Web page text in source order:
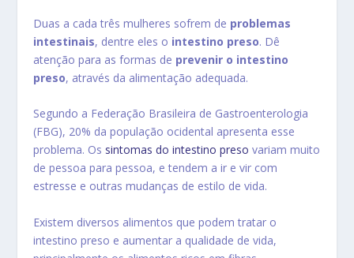
Duas a cada três mulheres sofrem de problemas
intestinais, dentre eles o intestino preso. Dê
atenção para as formas de prevenir o intestino
preso, através da alimentação adequada.
Segundo a Federação Brasileira de Gastroenterologia
(FBG), 20% da população ocidental apresenta esse
problema. Os sintomas do intestino preso variam muito
de pessoa para pessoa, e tendem a ir e vir com
estresse e outras mudanças de estilo de vida.
Existem diversos alimentos que podem tratar o
intestino preso e aumentar a qualidade de vida,